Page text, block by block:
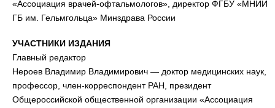
«Ассоциация врачей-офтальмологов», директор ФГБУ «МНИИ
ГБ им. Гельмгольца» Минздрава России
УЧАСТНИКИ ИЗДАНИЯ
Главный редактор
Нероев Владимир Владимирович — доктор медицинских наук,
профессор, член-корреспондент РАН, президент
Общероссийской общественной организации «Ассоциация